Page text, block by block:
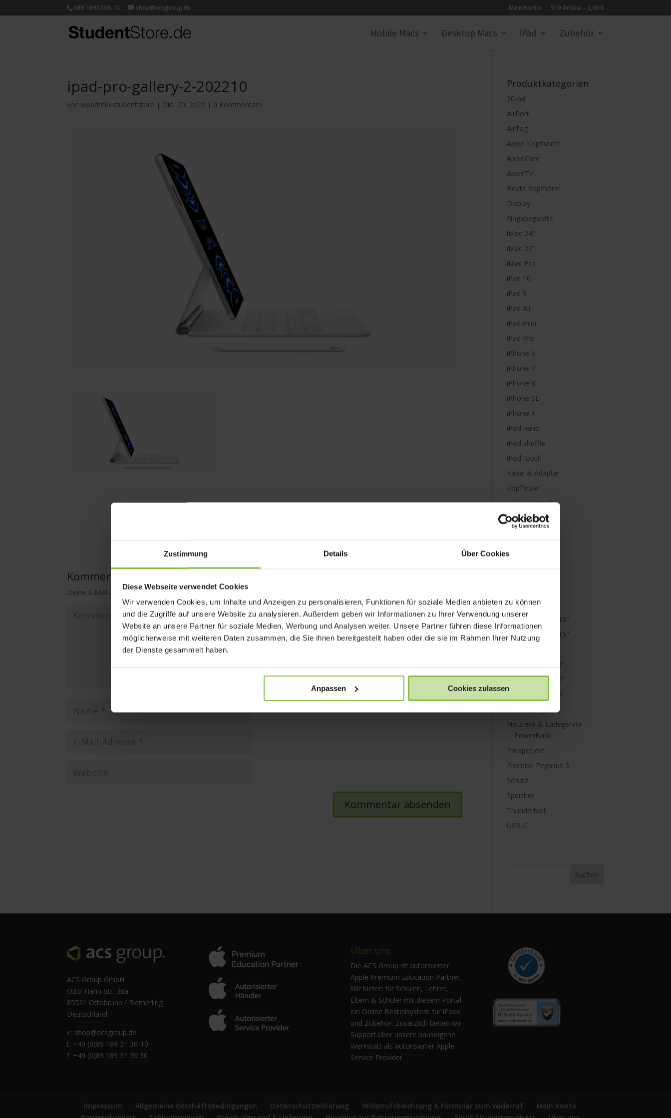
Zustimmung Details Über Cookies
Diese Webseite verwendet Cookies
Wir verwenden Cookies, um Inhalte und Anzeigen zu personalisieren, Funktionen für soziale Medien anbieten zu können
und die Zugriffe auf unsere Website zu analysieren. Außerdem geben wir Informationen zu Ihrer Verwendung unserer
Website an unsere Partner für soziale Medien, Werbung und Analysen weiter. Unsere Partner führen diese Informationen
möglicherweise mit weiteren Daten zusammen, die Sie ihnen bereitgestellt haben oder die sie im Rahmen Ihrer Nutzung
der Dienste gesammelt haben.
Anpassen Cookies zulassen
089 1893130-10 shop@acsgroup.de Mein Konto 0 Artikel 0,00 €
Mobile Macs Desktop Macs iPad Zubehör
ipad-pro-gallery-2-202210
vonwpadmin-studentstore | Okt. 20, 2022 | 0 Kommentare
Kommentar absenden
Deine E-Mail-Adresse wird nicht veröffentlicht. Erforderliche Felder sind mit
Produktkategorien
30-pin
AirPort
AirTag
Apple Kopfhörer
AppleCare
AppleTV
Beats Kopfhörer
Display
Eingabegeräte
iMac 24"
iMac 27"
iMac Pro
iPad 10
iPad 9
iPad Air
iPad mini
iPad Pro
iPhone 6
iPhone 7
iPhone 8
iPhone SE
iPhone X
iPod nano
iPod shuffle
iPod touch
Kabel & Adapter
Kopfhörer
LaCie Rugged
Lightning
M1
MacBook Air 13"
MacBook Air 15"
MacBook Pro 13"
MacBook Pro 14"
MacBook Pro 16"
Mini Displayport
Netzteile & Ladegeräte
PowerBank
Paraproject
Promise Pegasus 3
Schutz
Speicher
Thunderbolt
USB-C
ACS Group GmbH
Otto-Hahn-Str. 38a
85521 Ottobrunn / Riemerling
Deutschland
e: shop@acsgroup.de
t: +49 (0)89 189 31 30-10
f: +49 (0)89 189 31 30 30
Über uns
Die ACS Group ist autorisierter
Apple Premium Education Partner.
Wir bieten für Schulen, Lehrer,
Eltern & Schüler mit diesem Portal
ein Online Bestellsystem für iPads
und Zubehör. Zusätzlich bieten wir
Support über unsere hauseigene
Werkstatt als autorisierter Apple
Service Provider.
Impressum Allgemeine Geschäftsbedingungen Datenschutzerklärung Widerrufsbelehrung & Formular zum Widerruf
Mein Konto